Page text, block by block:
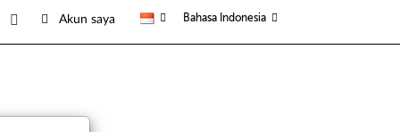
Akun saya Bahasa Indonesia